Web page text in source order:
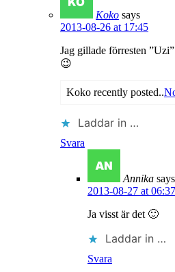
Koko says
2013-08-26 at 17:45
Jag gillade förresten
😉
Koko recently posted..
Laddar in …
Svara
Annika says
2013-08-27 at 06:37
Ja visst är det 🙂
Laddar in …
Svara